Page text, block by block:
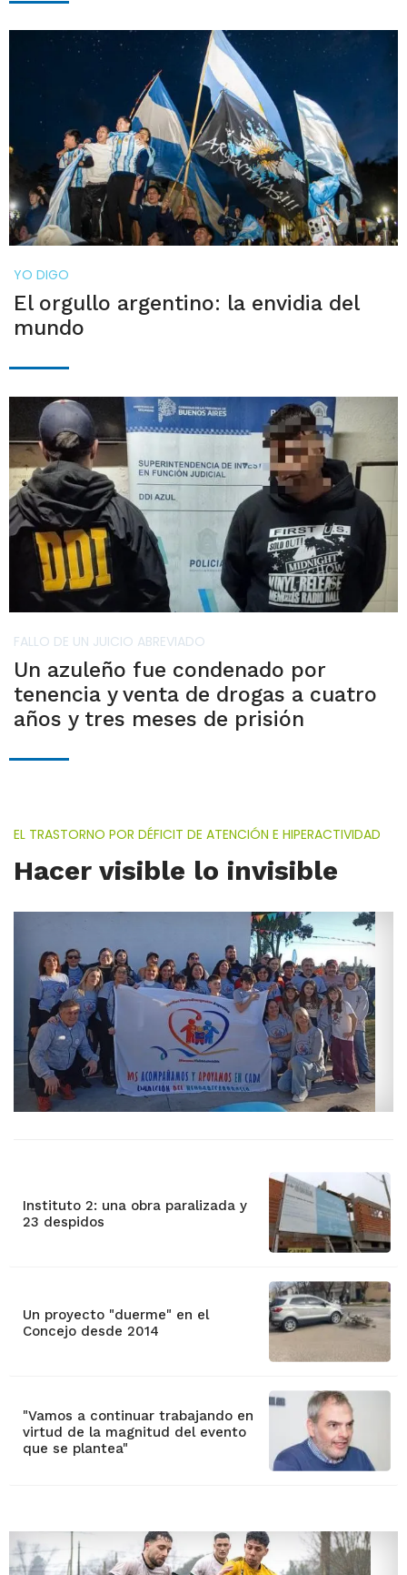
YO DIGO
El orgullo argentino: la envidia del
mundo
FALLO DE UN JUICIO ABREVIADO
Un azuleño fue condenado por
tenencia y venta de drogas a cuatro
años y tres meses de prisión
EL TRASTORNO POR DÉFICIT DE ATENCIÓN E HIPERACTIVIDAD
Hacer visible lo invisible
Instituto 2: una obra paralizada y
23 despidos
Un proyecto "duerme" en el
Concejo desde 2014
"Vamos a continuar trabajando en
virtud de la magnitud del evento
que se plantea"